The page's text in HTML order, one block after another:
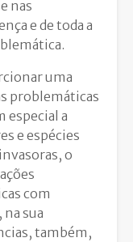
nas
e de toda a
uma
problemáticas
especial a
e espécies
o
com
sua
também,